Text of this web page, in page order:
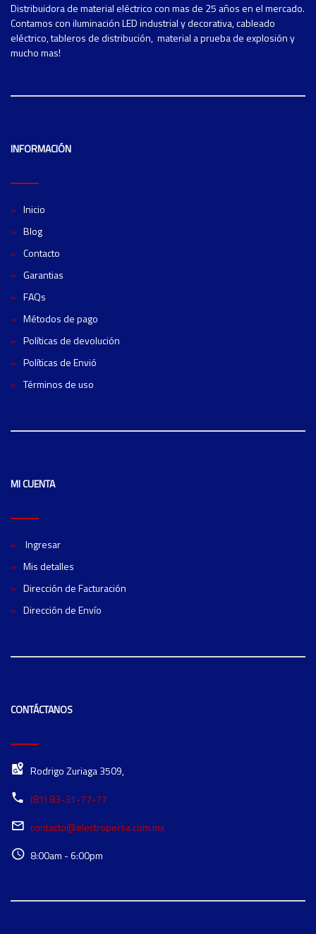
Distribuidora de material eléctrico con mas de 25 años en el mercado.
Contamos con iluminación LED industrial y decorativa, cableado
eléctrico, tableros de distribución, material a prueba de explosión y
mucho mas!
INFORMACIÓN
Inicio
Blog
Contacto
Garantias
FAQs
Métodos de pago
Políticas de devolución
Políticas de Envió
Términos de uso
MI CUENTA
Ingresar
Mis detalles
Dirección de Facturación
Dirección de Envío
CONTÁCTANOS
Rodrigo Zuriaga 3509,
(81) 83-31-77-77
contacto@electropersa.com.mx
8:00am - 6:00pm